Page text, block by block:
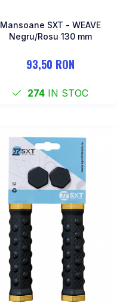
Mansoane SXT - WEAVE
Negru/Rosu 130 mm
93,50 RON
274 IN STOC